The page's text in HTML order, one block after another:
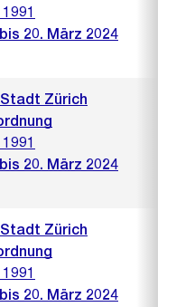
20. März 2024
Zürich
20. März 2024
Zürich
20. März 2024